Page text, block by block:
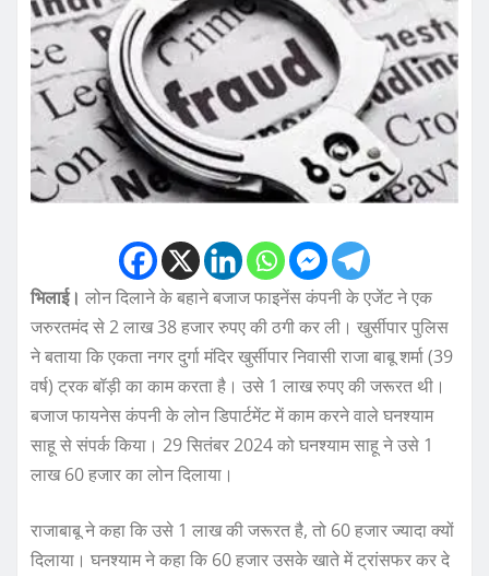
भिलाई। लोन दिलाने के बहाने बजाज फाइनेंस कंपनी के एजेंट ने एक
जरुरतमंद से 2 लाख 38 हजार रुपए की ठगी कर ली। खुर्सीपार पुलिस
ने बताया कि एकता नगर दुर्गा मंदिर खुर्सीपार निवासी राजा बाबू शर्मा (39
वर्ष) ट्रक बॉड़ी का काम करता है। उसे 1 लाख रुपए की जरूरत थी।
बजाज फायनेस कंपनी के लोन डिपार्टमेंट में काम करने वाले घनश्याम
साहू से संपर्क किया। 29 सितंबर 2024 को घनश्याम साहू ने उसे 1
लाख 60 हजार का लोन दिलाया।
राजाबाबू ने कहा कि उसे 1 लाख की जरूरत है, तो 60 हजार ज्यादा क्यों
दिलाया। घनश्याम ने कहा कि 60 हजार उसके खाते में ट्रांसफर कर दे